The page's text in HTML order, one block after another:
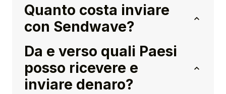
Quanto costa inviare
con Sendwave?
Da e verso quali Paesi
posso ricevere e
inviare denaro?